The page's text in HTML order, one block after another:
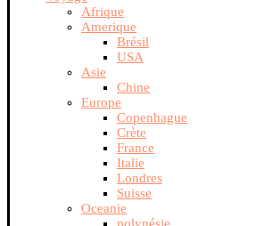
Afrique
Amerique
Brésil
USA
Asie
Chine
Europe
Copenhague
Crète
France
Italie
Londres
Suisse
Oceanie